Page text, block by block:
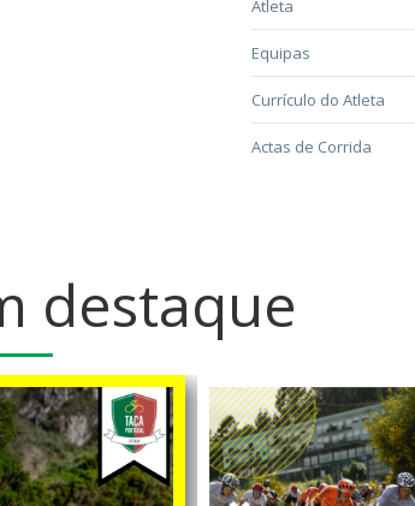
Atleta
Equipas
Currículo do Atleta
Actas de Corrida
destaque